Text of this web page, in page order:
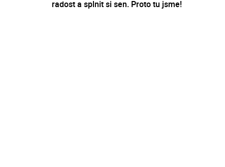
radost a splnit si sen. Proto tu jsme!